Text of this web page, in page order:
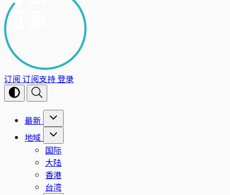
订阅 订阅支持登录
最新
地域
国际
大陆
香港
台湾